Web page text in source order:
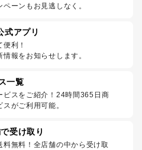
ーンもお見逃しなく。
式アプリ
利！
報をお知らせします。
一覧
ビスをご紹介！24時間365日商
がご利用可能。
受け取り
料無料！全店舗の中から受け取